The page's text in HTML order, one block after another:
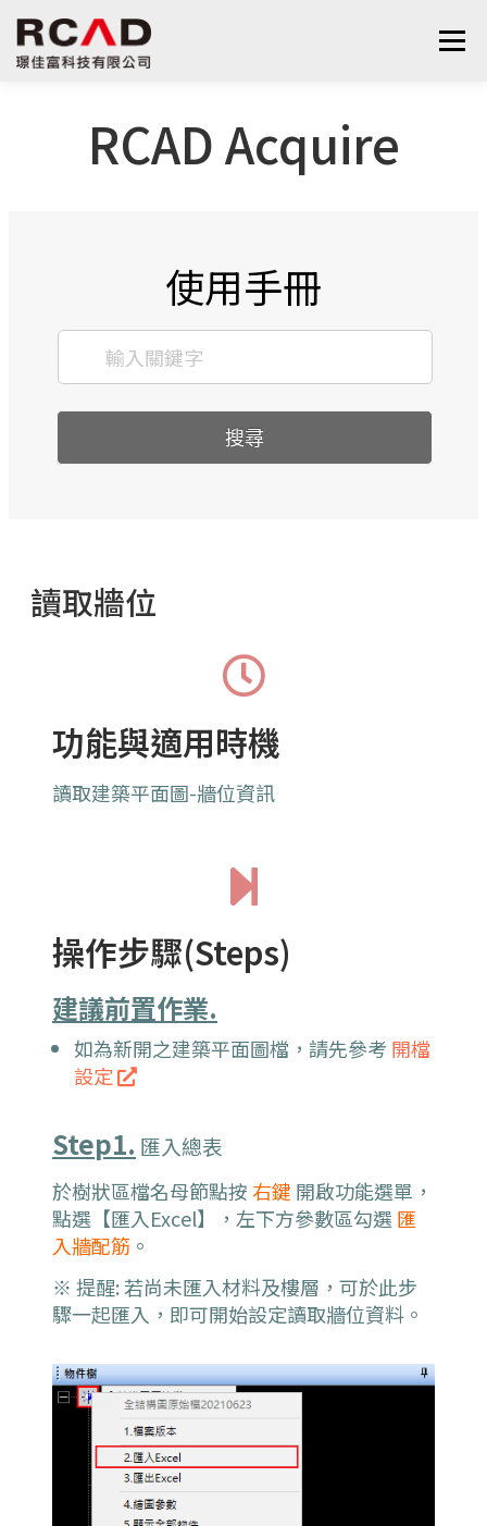
選單
RCAD Acquire
使用手冊
搜尋
讀取牆位
功能與適用時機
讀取建築平面圖-牆位資訊
操作步驟(Steps)
建議前置作業.
如為新開之建築平面圖檔，請先參考 開檔
設定
Step1. 匯入總表
於樹狀區檔名母節點按右鍵開啟功能選單，
點選【匯入Excel】，左下方參數區勾選 匯
入牆配筋 。
※ 提醒: 若尚未匯入材料及樓層，可於此步
驟一起匯入，即可開始設定讀取牆位資料。